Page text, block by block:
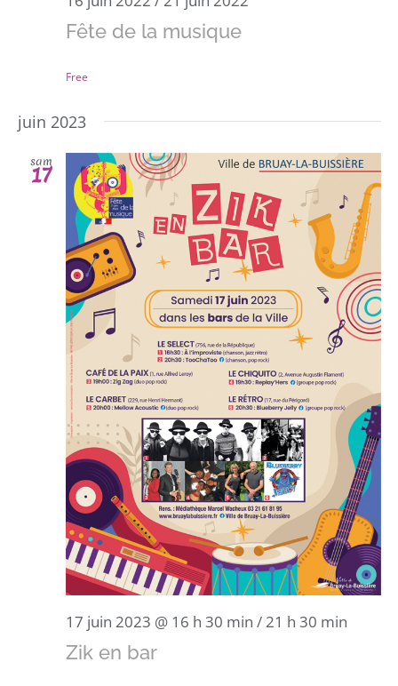
Fête de la musique
Free
juin 2023
sam
17
17 juin 2023 @ 16 h 30 min /21 h 30 min
Zik en bar